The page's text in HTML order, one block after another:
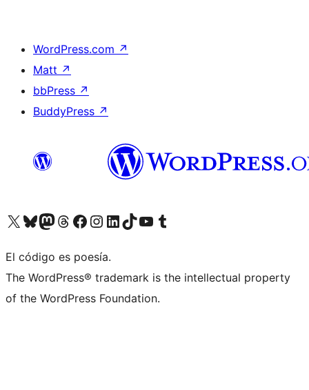
WordPress.com ↗
Matt ↗
bbPress ↗
BuddyPress ↗
Visita nuestra cuenta de X (anteriormente Twitter)
Visita nuestra cuenta de Bluesky
Visita nuestra cuenta de Mastodon
Visita nuestra cuenta de Threads
Visita nuestra página de Facebook
Visita nuestra cuenta de Instagram
Visita nuestra cuenta de LinkedIn
Visita nuestra cuenta de TikTok
Visita nuestro canal de YouTube
Visita nuestra cuenta de Tumblr
El código es poesía.
The WordPress® trademark is the intellectual property
of the WordPress Foundation.